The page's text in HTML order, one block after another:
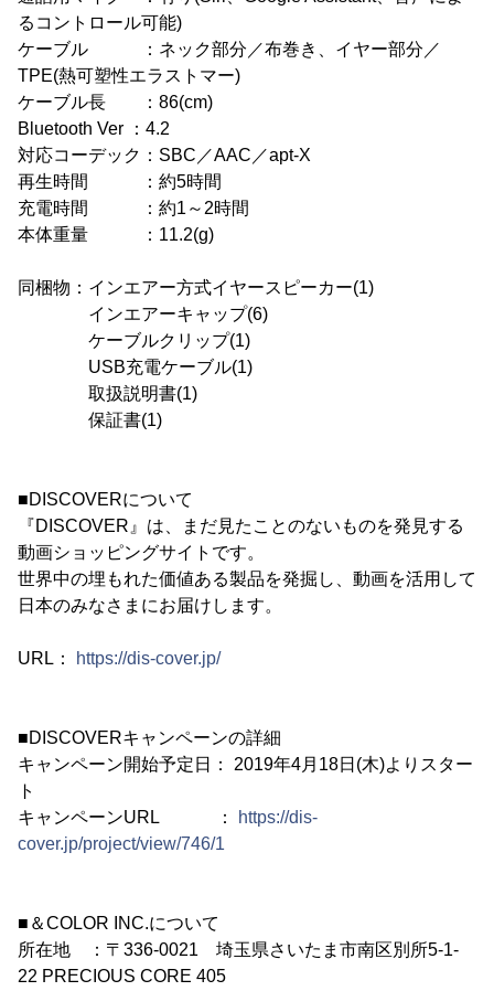
るコントロール可能)
ケーブル ：ネック部分／布巻き、イヤー部分／
TPE(熱可塑性エラストマー)
ケーブル長 ：86(cm)
Bluetooth Ver ：4.2
対応コーデック：SBC／AAC／apt-X
再生時間 ：約5時間
充電時間 ：約1～2時間
本体重量 ：11.2(g)
同梱物：インエアー方式イヤースピーカー(1)
インエアーキャップ(6)
ケーブルクリップ(1)
USB充電ケーブル(1)
取扱説明書(1)
保証書(1)
■DISCOVERについて
『DISCOVER』は、まだ見たことのないものを発見する
動画ショッピングサイトです。
世界中の埋もれた価値ある製品を発掘し、動画を活用して
日本のみなさまにお届けします。
URL： https://dis-cover.jp/
■DISCOVERキャンペーンの詳細
キャンペーン開始予定日： 2019年4月18日(木)よりスター
ト
キャンペーンURL ：
https://dis-
cover.jp/project/view/746/1
■＆COLOR INC.について
所在地 ：〒336-0021 埼玉県さいたま市南区別所5-1-
22 PRECIOUS CORE 405